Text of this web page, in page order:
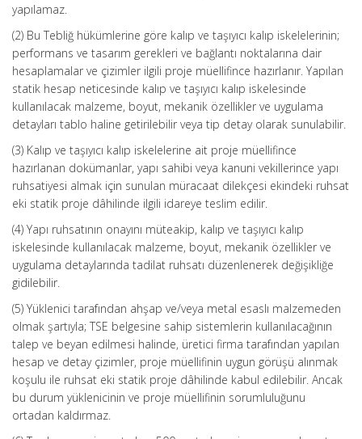
yapılamaz.
(2) Bu Tebliğ hükümlerine göre kalıp ve taşıyıcı kalıp iskelelerinin;
performans ve tasarım gerekleri ve bağlantı noktalarına dair
hesaplamalar ve çizimler ilgili proje müellifince hazırlanır. Yapılan
statik hesap neticesinde kalıp ve taşıyıcı kalıp iskelesinde
kullanılacak malzeme, boyut, mekanik özellikler ve uygulama
detayları tablo haline getirilebilir veya tip detay olarak sunulabilir.
(3) Kalıp ve taşıyıcı kalıp iskelelerine ait proje müellifince
hazırlanan dokümanlar, yapı sahibi veya kanuni vekillerince yapı
ruhsatiyesi almak için sunulan müracaat dilekçesi ekindeki ruhsat
eki statik proje dâhilinde ilgili idareye teslim edilir.
(4) Yapı ruhsatının onayını müteakip, kalıp ve taşıyıcı kalıp
iskelesinde kullanılacak malzeme, boyut, mekanik özellikler ve
uygulama detaylarında tadilat ruhsatı düzenlenerek değişikliğe
gidilebilir.
(5) Yüklenici tarafından ahşap ve/veya metal esaslı malzemeden
olmak şartıyla; TSE belgesine sahip sistemlerin kullanılacağının
talep ve beyan edilmesi halinde, üretici firma tarafından yapılan
hesap ve detay çizimler, proje müellifinin uygun görüşü alınmak
koşulu ile ruhsat eki statik proje dâhilinde kabul edilebilir. Ancak
bu durum yüklenicinin ve proje müellifinin sorumluluğunu
ortadan kaldırmaz.